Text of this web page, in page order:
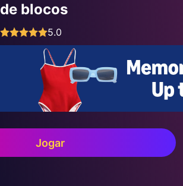
de blocos
5.0
Jogar